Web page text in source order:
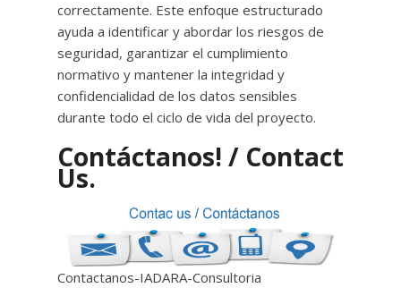
correctamente. Este enfoque estructurado
ayuda a identificar y abordar los riesgos de
seguridad, garantizar el cumplimiento
normativo y mantener la integridad y
confidencialidad de los datos sensibles
durante todo el ciclo de vida del proyecto.
Contáctanos! / Contact
Us.
Contactanos-IADARA-Consultoria